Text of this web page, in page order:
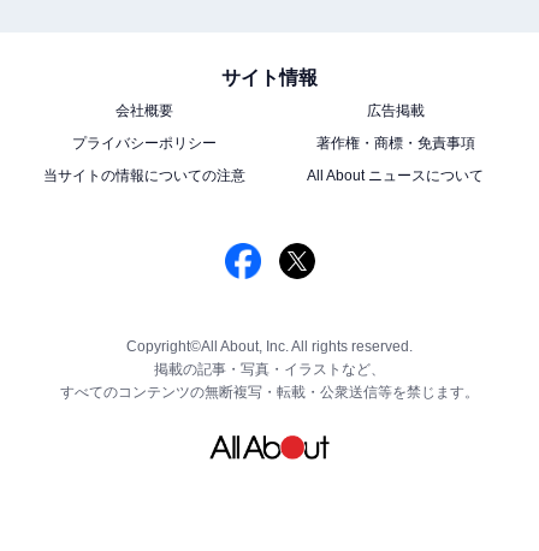
サイト情報
会社概要
広告掲載
プライバシーポリシー
著作権・商標・免責事項
当サイトの情報についての注意
All About ニュースについて
Copyright©All About, Inc. All rights reserved.
掲載の記事・写真・イラストなど、
すべてのコンテンツの無断複写・転載・公衆送信等を禁じます。